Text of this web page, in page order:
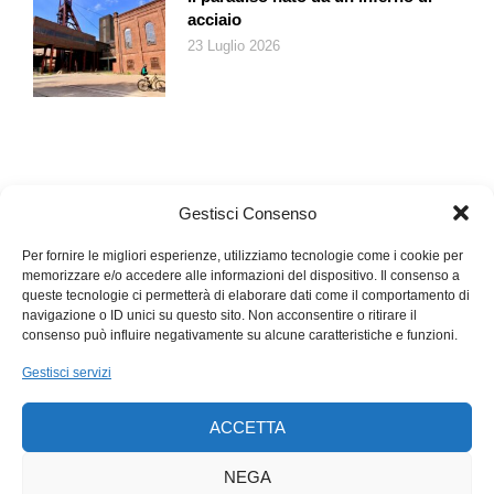
Gestisci Consenso
Per fornire le migliori esperienze, utilizziamo tecnologie come i cookie per
memorizzare e/o accedere alle informazioni del dispositivo. Il consenso a
queste tecnologie ci permetterà di elaborare dati come il comportamento di
navigazione o ID unici su questo sito. Non acconsentire o ritirare il
consenso può influire negativamente su alcune caratteristiche e funzioni.
Gestisci servizi
ACCETTA
NEGA
Diversamente dalla dipendenza energetica europea dalla
Russia, il problema con la Cina è molto più profondo,
interconnesso ed esteso, il che significa che una modifica della
dicono a Bruxelles, ma non si può tornare indietro: l’èra della
delegazione cinese, a Davos, avevano una missione: cercare
di convincere i partner occidentali che Pechino è tornata, come
se non fosse successo nulla. Ma quasi nessuno gli ha
creduto.
acciaio
23 Luglio 2026